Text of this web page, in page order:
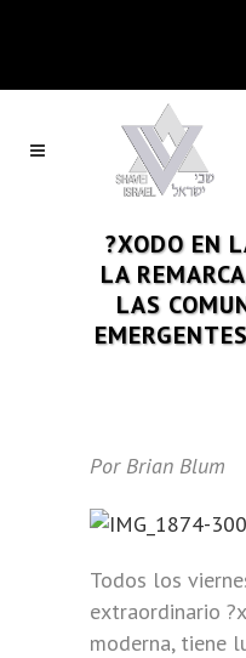
?XODO EN
LA
LAS
Por Brian Blum
Todos los
extraordinario
moderna, tiene